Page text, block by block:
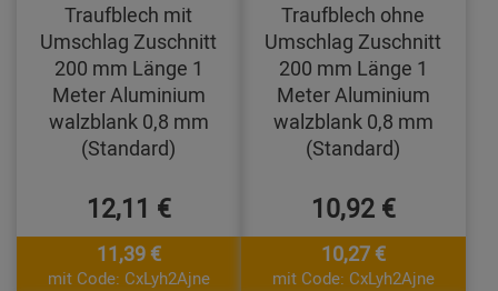
Traufblech mit
Umschlag Zuschnitt
200 mm Länge 1
Meter Aluminium
walzblank 0,8 mm
(Standard)
12,11 €
11,39 €
mit Code: CxLyh2Ajne
Traufblech ohne
Umschlag Zuschnitt
200 mm Länge 1
Meter Aluminium
walzblank 0,8 mm
(Standard)
10,92 €
10,27 €
mit Code: CxLyh2Ajne